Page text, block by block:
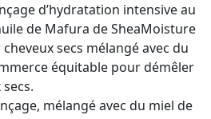
d’hydratation intensive au
de Mafura de SheaMoisture
secs mélangé avec du
équitable pour démêler
mélangé avec du miel de